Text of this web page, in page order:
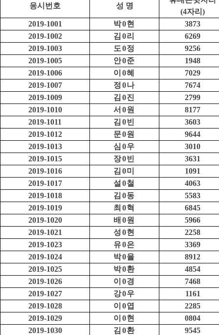
응시번호 성 명
(4자리 )
2019-1001
박0현
3873
2019-1002
김 0리
6269
2019-1003
도0정
9256
2019-1005
안0준
1948
2019-1006
이 0혜
7029
2019-1007
정0나
7674
2019-1009
김 0진
2799
2019-1010
서 0원
8177
2019-1011
김 0빈
3603
2019-1012
문0원
9644
2019-1013
심 0우
3010
2019-1015
장0빈
3631
2019-1016
김 0미
1091
2019-1017
설 0철
4063
2019-1018
김 0동
5583
2019-1019
최 0혁
6845
2019-1020
배 0원
5966
2019-1021
성0현
2258
2019-1023
유0은
3369
2019-1024
박0율
8912
2019-1025
박0환
4854
2019-1026
이 0경
7468
2019-1027
강0우
1161
2019-1028
이 0엽
2285
2019-1029
이 0현
0804
2019-1030
김 0환 9545